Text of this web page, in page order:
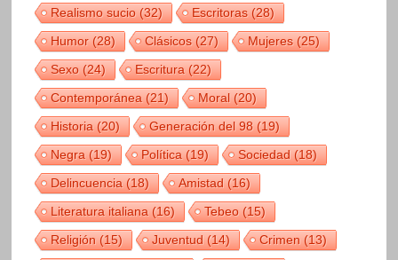
Realismo sucio(32) Escritoras(28)
Humor(28) Clásicos(27) Mujeres(25)
Sexo(24) Escritura(22)
Contemporánea(21) Moral(20)
Historia(20) Generación del 98(19)
Negra(19) Política(19) Sociedad(18)
Delincuencia(18) Amistad(16)
Literatura italiana(16) Tebeo(15)
Religión(15) Juventud(14) Crimen(13)